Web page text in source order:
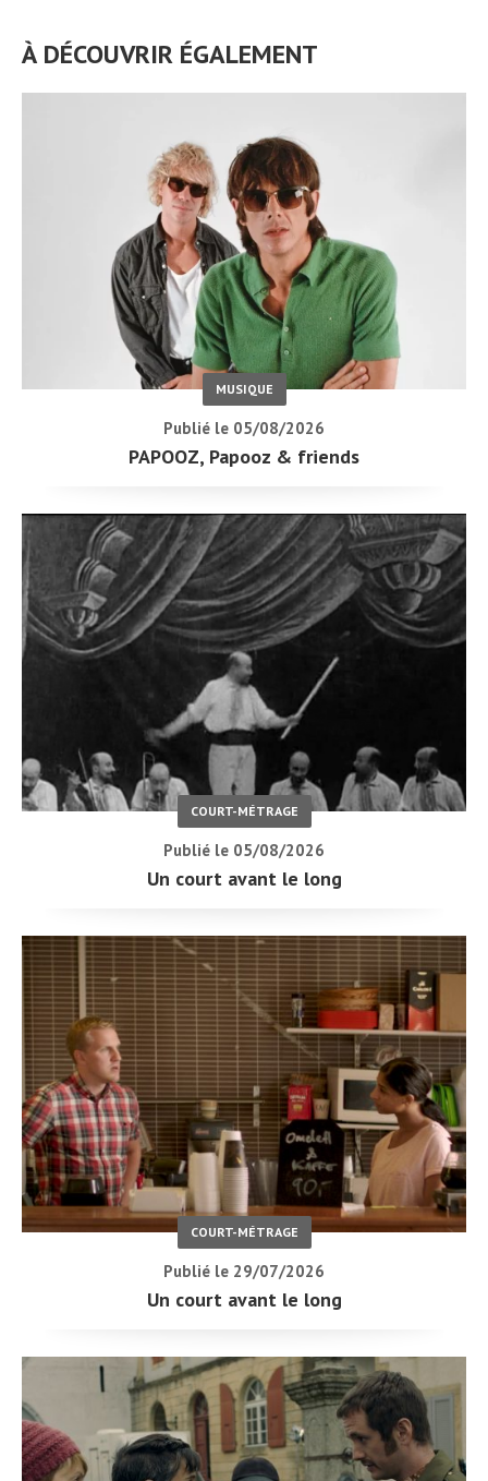
À DÉCOUVRIR ÉGALEMENT
MUSIQUE
Publié le 05/08/2026
PAPOOZ, Papooz & friends
COURT-MÉTRAGE
Publié le 05/08/2026
Un court avant le long
COURT-MÉTRAGE
Publié le 29/07/2026
Un court avant le long